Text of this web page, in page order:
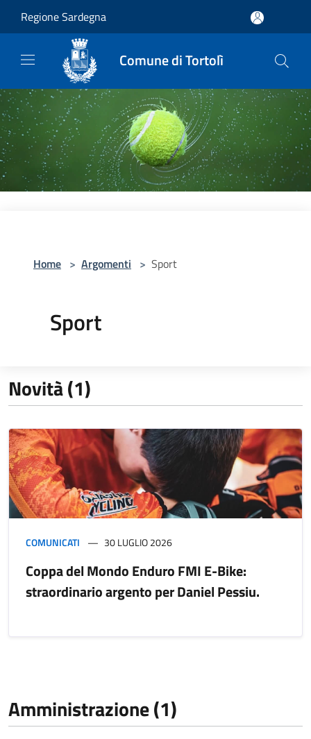
Regione Sardegna
Comune di Tortolì
Home > Argomenti > Sport
Sport
Novità (1)
COMUNICATI 30 LUGLIO 2026
Coppa del Mondo Enduro FMI E-Bike:
straordinario argento per Daniel Pessiu.
Amministrazione (1)